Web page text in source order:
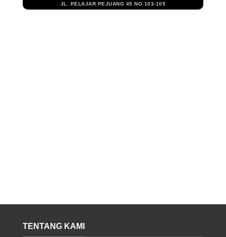
JL. PELAJAR PEJUANG 45 NO.103-105
TENTANG KAMI